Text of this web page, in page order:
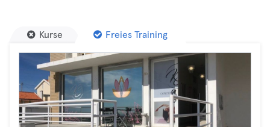
Kurse Freies Training